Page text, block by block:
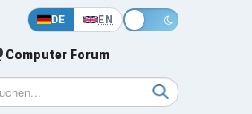
DE EN
Computer Forum